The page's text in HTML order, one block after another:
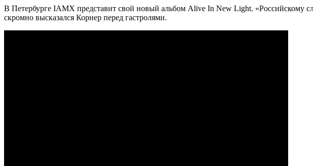
В Петербурге IAMX представит свой новый альбом Alive In New Light. «Российскому
скромно высказался Корнер перед гастролями.